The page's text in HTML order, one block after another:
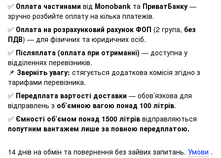
✅ Оплата частинами від Monobank та ПриватБанку —
зручно розбийте оплату на кілька платежів.
✅ Оплата на розрахунковий рахунок ФОП (2 група, без
ПДВ) — для фізичних та юридичних осіб.
✅ Післяплата (оплата при отриманні) — доступна у
відділеннях перевізників.
📌 Зверніть увагу: стягується додаткова комісія згідно з
тарифами перевізника.
✅ Передплата вартості доставки — обов’язкова для
відправлень з об’ємною вагою понад 100 літрів.
✅ Ємності об’ємом понад 1500 літрів відправляються
попутним вантажем лише за повною передплатою.
14 днів на обмін та повернення без зайвих запитань. Умови .